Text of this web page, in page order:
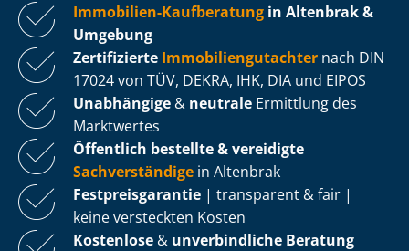
Immobilien-Kaufberatung in Altenbrak &
Umgebung
Zertifizierte Im­mo­bi­li­en­gut­ach­ter nach DIN
17024 von TÜV, DEKRA, IHK, DIA und EIPOS
Unabhängige & neutrale Ermittlung des
Marktwertes
Öffentlich bestellte & vereidigte
Sachverständige in Altenbrak
Fest­preis­ga­ran­tie | transparent & fair |
keine versteckten Kosten
Kostenlose & unverbindliche Beratung